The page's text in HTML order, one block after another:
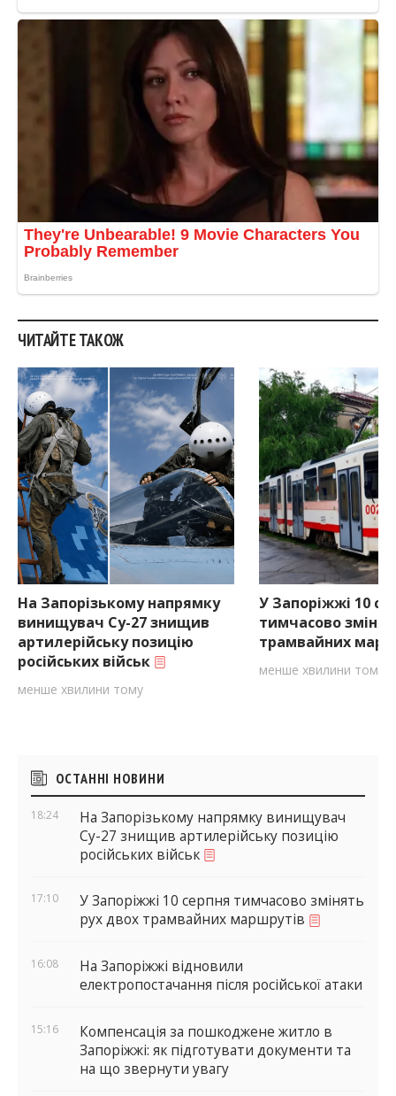
ЧИТАЙТЕ ТАКОЖ
На Запорізькому напрямку
винищувач Су-27 знищив
артилерійську позицію
російських військ
менше хвилини тому
У Запоріжжі 10
тимчасово
трамвайних
менше хвилини тому
Бічні
віджети
ОСТАННІ НОВИНИ
18:24
На Запорізькому напрямку винищувач
Су-27 знищив артилерійську позицію
російських військ
17:10
У Запоріжжі 10 серпня тимчасово змінять
рух двох трамвайних маршрутів
16:08
На Запоріжжі відновили
електропостачання після російської атаки
15:16
Компенсація за пошкоджене житло в
Запоріжжі: як підготувати документи та
на що звернути увагу